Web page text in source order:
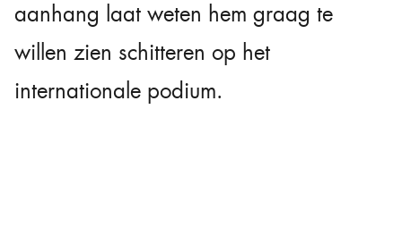
aanhang laat weten hem graag te
willen zien schitteren op het
internationale podium.